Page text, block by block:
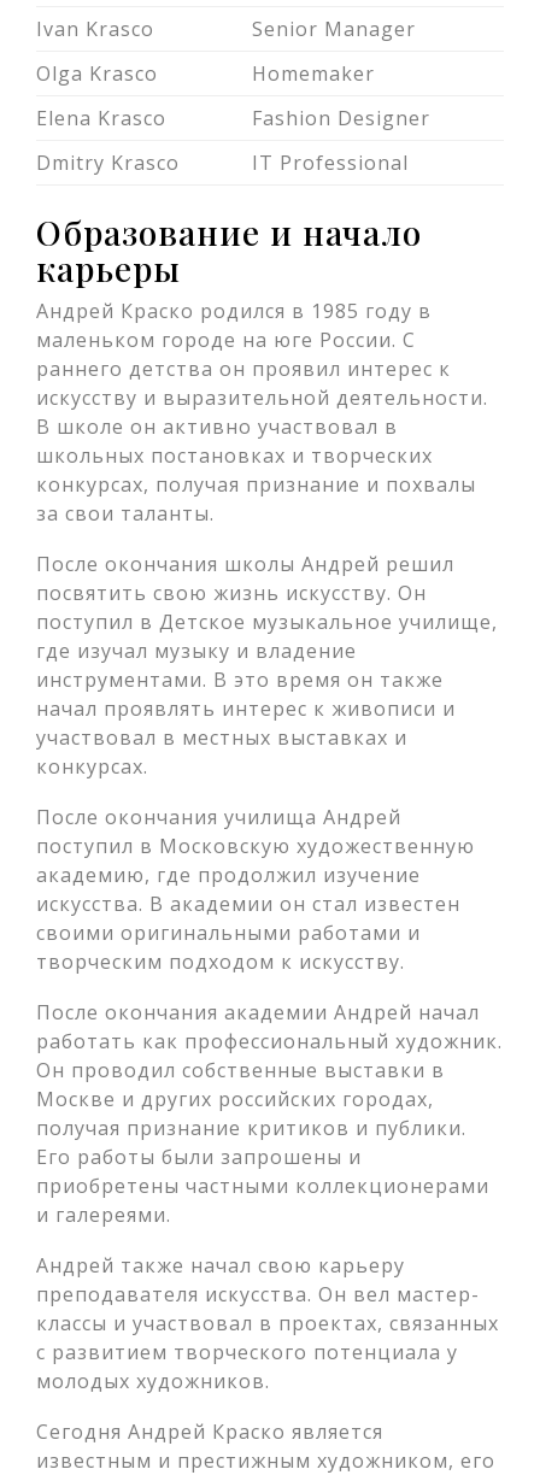
Ivan Krasco
Senior Manager
Olga Krasco
Homemaker
Elena Krasco
Fashion Designer
Dmitry Krasco
IT Professional
Образование и начало
карьеры
Андрей Краско родился в 1985 году в
маленьком городе на юге России. С
раннего детства он проявил интерес к
искусству и выразительной деятельности.
В школе он активно участвовал в
школьных постановках и творческих
конкурсах, получая признание и похвалы
за свои таланты.
После окончания школы Андрей решил
посвятить свою жизнь искусству. Он
поступил в Детское музыкальное училище,
где изучал музыку и владение
инструментами. В это время он также
начал проявлять интерес к живописи и
участвовал в местных выставках и
конкурсах.
После окончания училища Андрей
поступил в Московскую художественную
академию, где продолжил изучение
искусства. В академии он стал известен
своими оригинальными работами и
творческим подходом к искусству.
После окончания академии Андрей начал
работать как профессиональный художник.
Он проводил собственные выставки в
Москве и других российских городах,
получая признание критиков и публики.
Его работы были запрошены и
приобретены частными коллекционерами
и галереями.
Андрей также начал свою карьеру
преподавателя искусства. Он вел мастер-
классы и участвовал в проектах, связанных
с развитием творческого потенциала у
молодых художников.
Сегодня Андрей Краско является
известным и престижным художником, его